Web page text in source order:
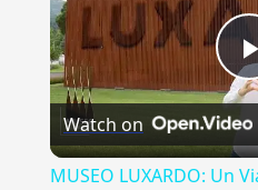
Watch on
MUSEO LUXARDO: Un